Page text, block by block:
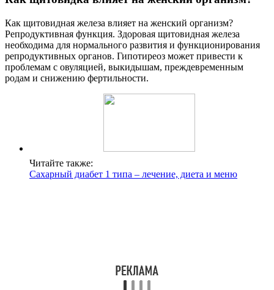
Как щитовидная железа влияет на женский организм?
Репродуктивная функция. Здоровая щитовидная железа
необходима для нормального развития и функционирования
репродуктивных органов. Гипотиреоз может привести к
проблемам с овуляцией, выкидышам, преждевременным
родам и снижению фертильности.
Читайте также:
Сахарный диабет 1 типа – лечение, диета и меню